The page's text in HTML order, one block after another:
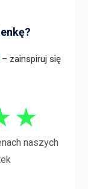
– zainspiruj się
★
naszych